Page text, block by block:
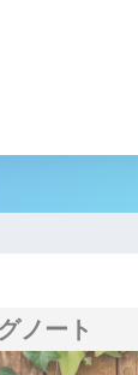
ノート